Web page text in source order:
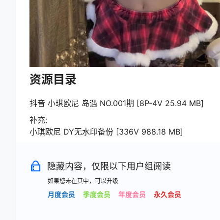
资源目录
抖音 小琪欧尼 岛遇 NO.001期 [8P-4V 25.94 MB]
补充:
小琪欧尼 DY无水印备份 [336V 988.18 MB]
隐藏内容，仅限以下用户组阅读
如果您未在其中，可以升级
月度会员 季度会员 年度会员 永久会员